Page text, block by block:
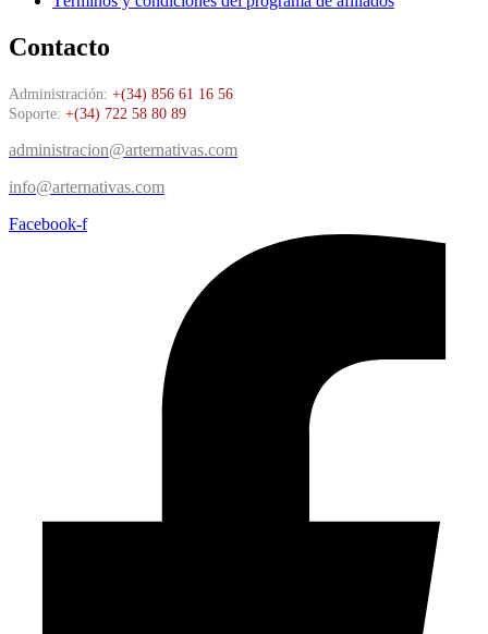
Contacto
Administración: +(34) 856 61 16 56
Soporte: +(34) 722 58 80 89
administracion@arternativas.com
info@arternativas.com
Facebook-f